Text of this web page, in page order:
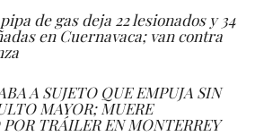
de gas deja 22 lesionados y 34
en Cuernavaca; van contra
A SUJETO QUE EMPUJA SIN
MAYOR; MUERE
TRÁILER EN MONTERREY